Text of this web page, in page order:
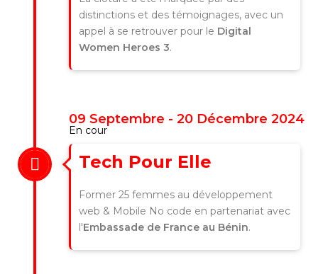
distinctions et des témoignages, avec un
appel à se retrouver pour le Digital
Women Heroes 3.
09 Septembre - 20 Décembre 2024
En cour
Tech Pour Elle
Former 25 femmes au développement
web & Mobile No code en partenariat avec
l'Embassade de France au Bénin.